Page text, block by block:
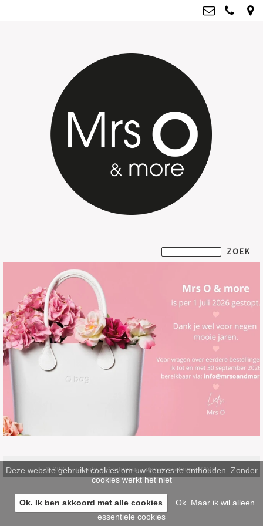
Kvk: Mrs O & more - 67796435
BTWnr: NL001835603B07
© 2026 -pinsite.nl-sitemap-privacystatement/AVG
Deze website gebruikt cookies om uw keuzes te onthouden. Zonder
cookies werkt het niet
Ok. Ik ben akkoord met alle cookies
Ok. Maar ik wil alleen
essentiele cookies